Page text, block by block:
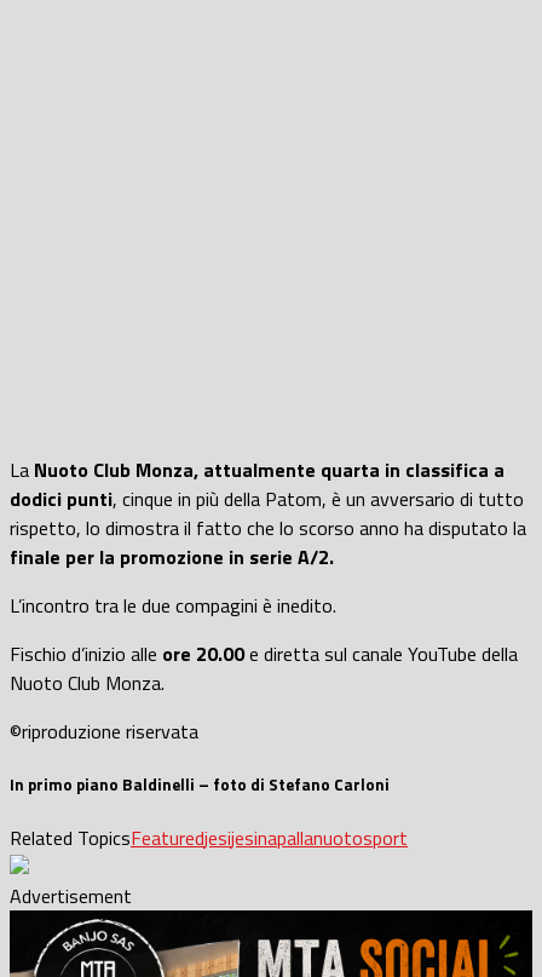
La Nuoto Club Monza, attualmente quarta in classifica a
dodici punti, cinque in più della Patom, è un avversario di tutto
rispetto, lo dimostra il fatto che lo scorso anno ha disputato la
finale per la promozione in serie A/2.
L’incontro tra le due compagini è inedito.
Fischio d’inizio alle ore 20.00e diretta sul canale YouTube della
Nuoto Club Monza.
©riproduzione riservata
In primo piano Baldinelli – foto di Stefano Carloni
Related TopicsFeaturedjesijesinapallanuotosport
Advertisement